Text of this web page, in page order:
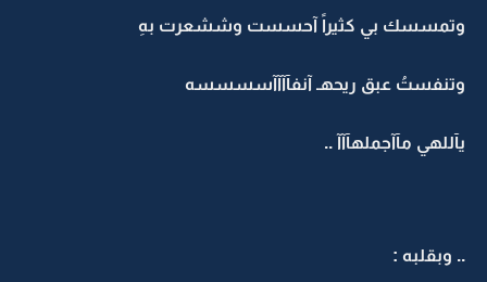
وتمسسك بي كثيراً آحسست وششعرت بهِ
وتنفستُ عبق ريحهـ آنفآآآآسسسسه
يآللهي مآآجملهآآآ ..
.. وبقلبه :